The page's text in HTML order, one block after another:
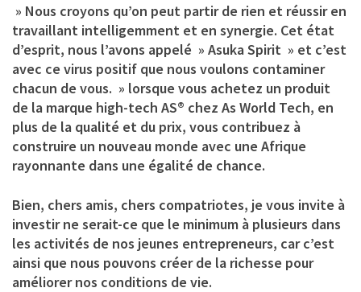
» Nous croyons qu’on peut partir de rien et réussir en
travaillant intelligemment et en synergie. Cet état
d’esprit, nous l’avons appelé » Asuka Spirit » et c’est
avec ce virus positif que nous voulons contaminer
chacun de vous. » lorsque vous achetez un produit
de la marque high-tech AS® chez As World Tech, en
plus de la qualité et du prix, vous contribuez à
construire un nouveau monde avec une Afrique
rayonnante dans une égalité de chance.
Bien, chers amis, chers compatriotes, je vous invite à
investir ne serait-ce que le minimum à plusieurs dans
les activités de nos jeunes entrepreneurs, car c’est
ainsi que nous pouvons créer de la richesse pour
améliorer nos conditions de vie.